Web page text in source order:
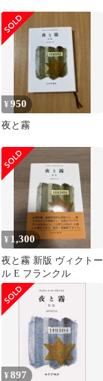
¥950
夜と霧
¥ 1,300
夜と霧 新版 ヴィクトー
ル E フランクル
¥897